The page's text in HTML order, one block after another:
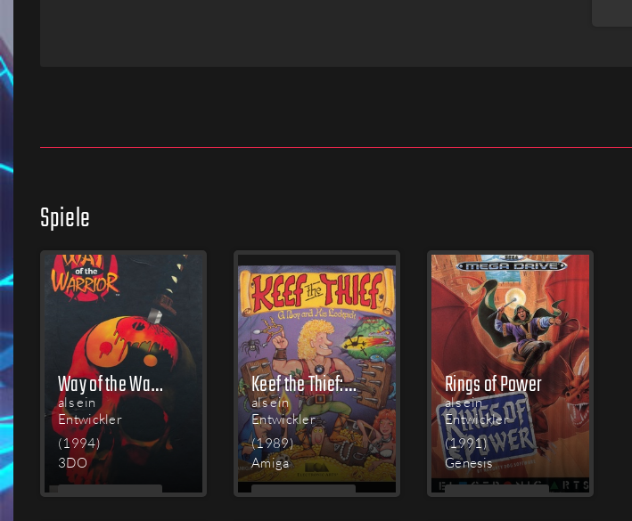
Spiele
Way of the Warrior
als ein
Entwickler
(1994)
3DO
MEHR
Keef the Thief: A Boy and His Lockpick
als ein
Entwickler
(1989)
Amiga
MEHR
Rings of Power
als ein
Entwickler
(1991)
Genesis
MEHR